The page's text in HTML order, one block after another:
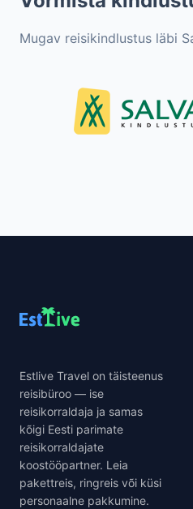
Mugav reisikindlustus läbi
Estlive Travel on täisteenus
reisibüroo — ise
reisikorraldaja ja samas
kõigi Eesti parimate
reisikorraldajate
koostööpartner. Leia
pakettreis, ringreis või küsi
personaalne pakkumine.